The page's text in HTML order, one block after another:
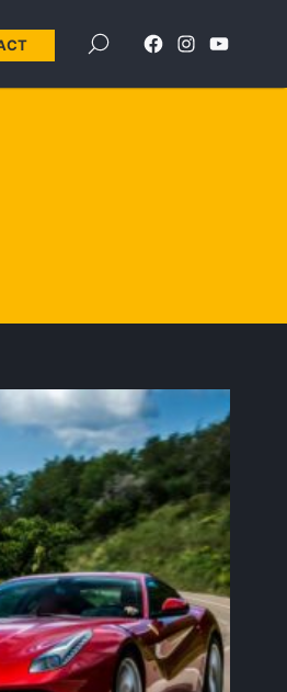
Élément
ÉlémentÉlément